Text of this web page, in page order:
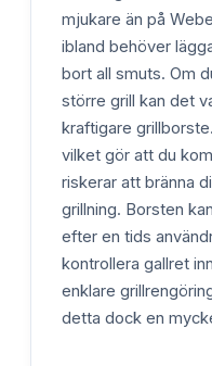
mjukare än på
ibland behöver
bort all smuts. Om
större grill kan det
kraftigare
vilket gör att du
riskerar att bränna
grillning. Borsten
efter en tids
kontrollera gallret
enklare
detta dock en